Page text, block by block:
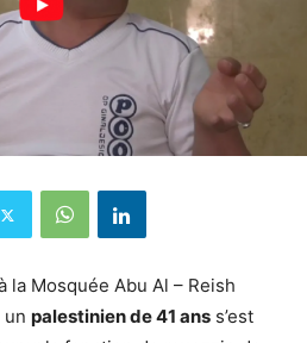
la Mosquée Abu Al – Reish
un palestinien de 41 ans s’est